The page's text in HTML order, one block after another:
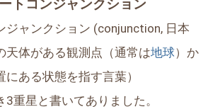
トコンジャンクション
ジャンクション (conjunction, 日本
天体がある観測点（通常は地球）か
ある状態を指す言葉）
重星と書いてありました。